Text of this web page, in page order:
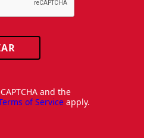
and the
of Service apply.